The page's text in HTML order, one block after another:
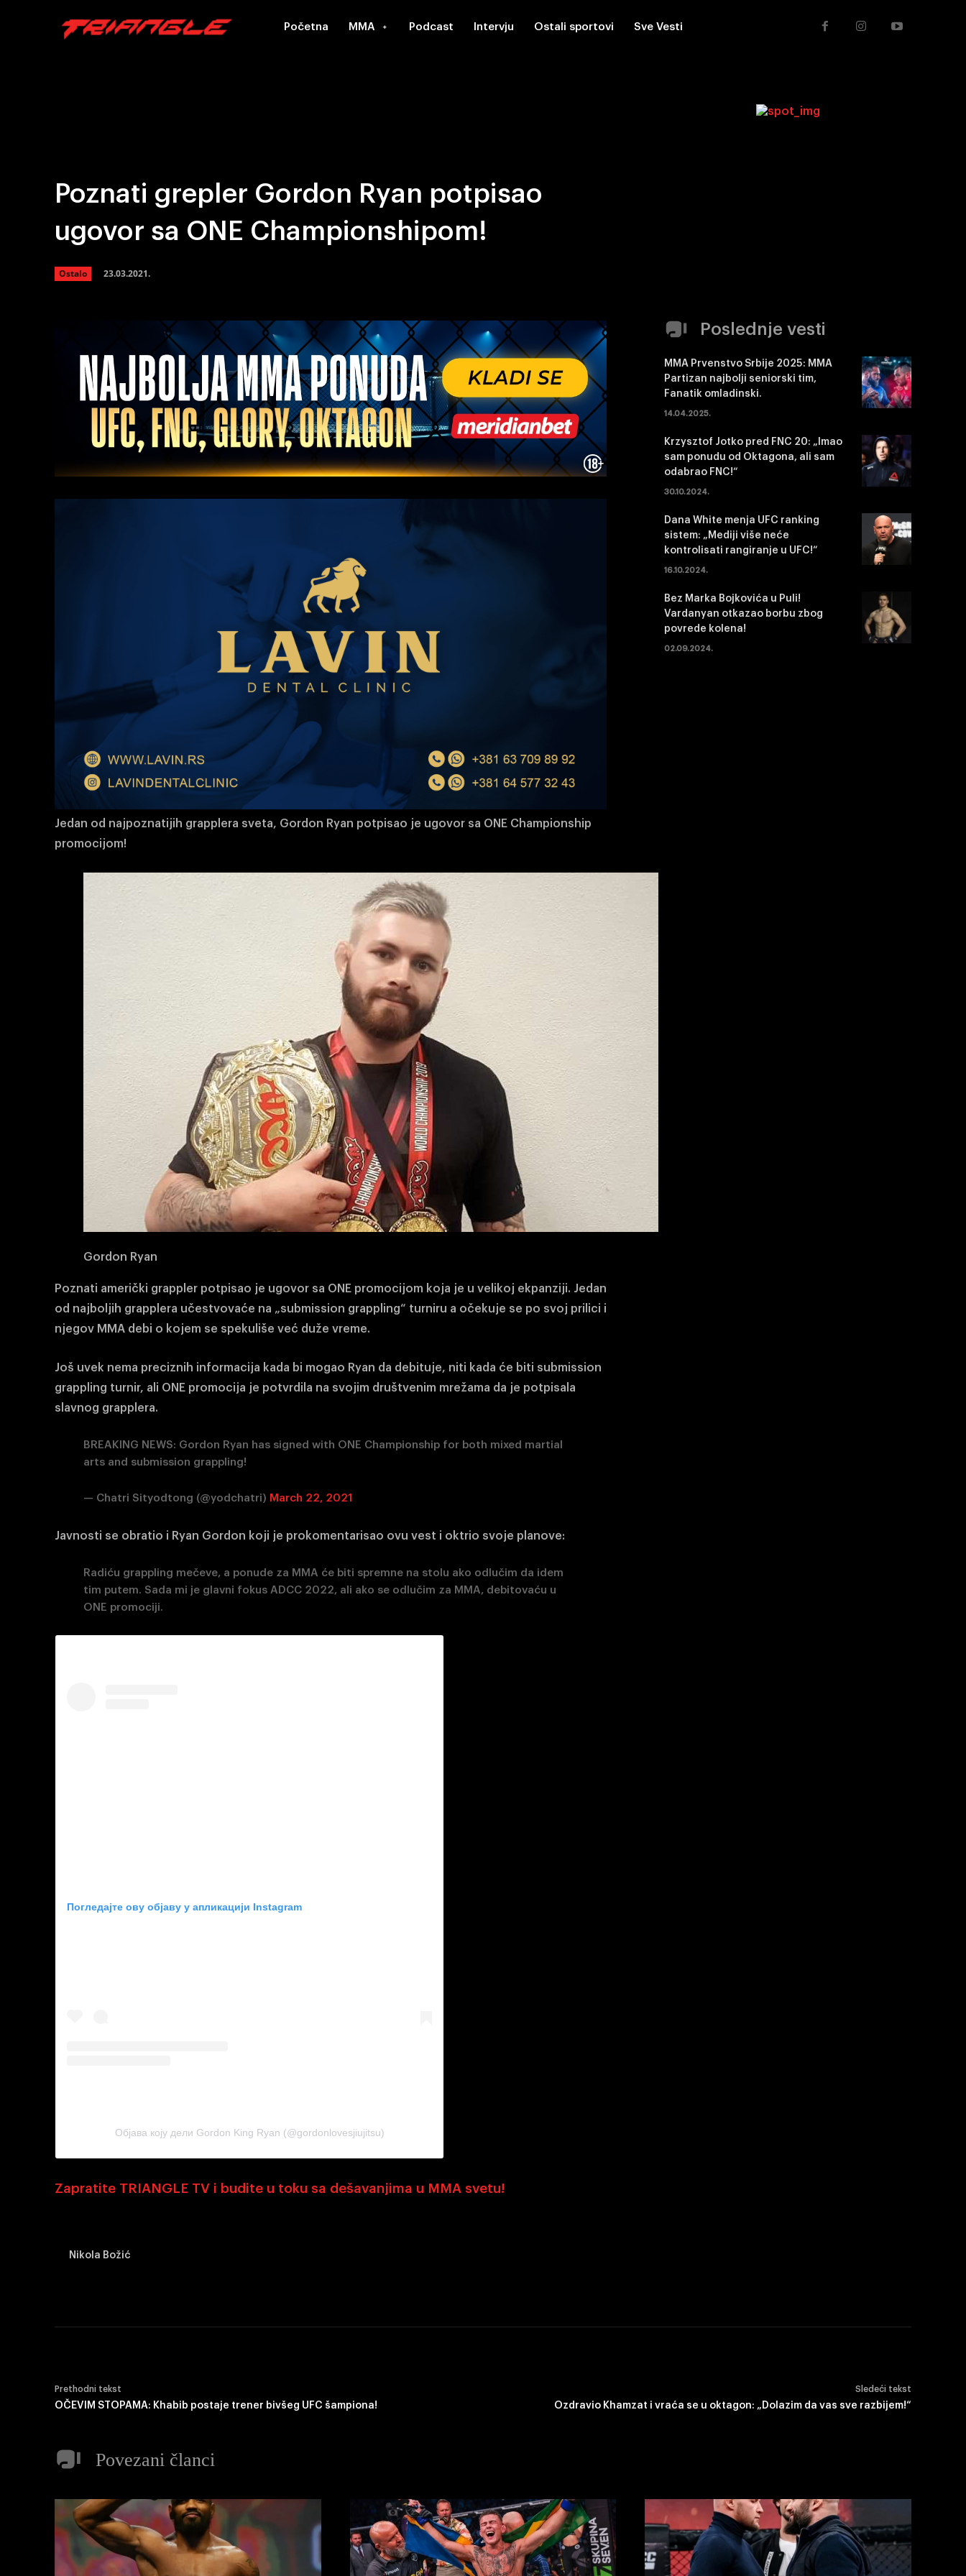
Početna MMA Podcast Intervju Ostali sportovi Sve Vesti
Poznati grepler Gordon Ryan potpisao
ugovor sa ONE Championshipom!
Ostalo 23.03.2021.
Jedan od najpoznatijih grapplera sveta, Gordon Ryan potpisao je ugovor sa ONE Championship
promocijom!
Gordon Ryan
Poznati američki grappler potpisao je ugovor sa ONE promocijom koja je u velikoj ekpanziji. Jedan
od najboljih grapplera učestvovaće na „submission grappling“ turniru a očekuje se po svoj prilici i
njegov MMA debi o kojem se spekuliše već duže vreme.
Još uvek nema preciznih informacija kada bi mogao Ryan da debituje, niti kada će biti submission
grappling turnir, ali ONE promocija je potvrdila na svojim društvenim mrežama da je potpisala
slavnog grapplera.
BREAKING NEWS: Gordon Ryan has signed with ONE Championship for both mixed martial
arts and submission grappling!
— Chatri Sityodtong (@yodchatri) March 22, 2021
Javnosti se obratio i Ryan Gordon koji je prokomentarisao ovu vest i oktrio svoje planove:
Radiću grappling mečeve, a ponude za MMA će biti spremne na stolu ako odlučim da idem
tim putem. Sada mi je glavni fokus ADCC 2022, ali ako se odlučim za MMA, debitovaću u
ONE promociji.
Погледајте ову објаву у апликацији Instagram
Објава коју дели Gordon King Ryan (@gordonlovesjiujitsu)
Zapratite TRIANGLE TV i budite u toku sa dešavanjima u MMA svetu!
Nikola Božić
Poslednje vesti
MMA Prvenstvo Srbije 2025: MMA
Partizan najbolji seniorski tim,
Fanatik omladinski.
14.04.2025.
Krzysztof Jotko pred FNC 20: „Imao
sam ponudu od Oktagona, ali sam
odabrao FNC!“
30.10.2024.
Dana White menja UFC ranking
sistem: „Mediji više neće
kontrolisati rangiranje u UFC!“
16.10.2024.
Bez Marka Bojkovića u Puli!
Vardanyan otkazao borbu zbog
povrede kolena!
02.09.2024.
Prethodni tekst
OČEVIM STOPAMA: Khabib postaje trener bivšeg UFC šampiona!
Sledeći tekst
Ozdravio Khamzat i vraća se u oktagon: „Dolazim da vas sve razbijem!“
Povezani članci